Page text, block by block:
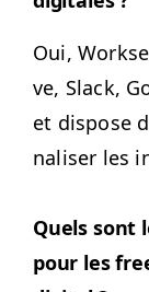
Oui,
ve, Slack,
et dis­pose
nalis­er les
Quels sont
pour les